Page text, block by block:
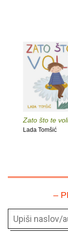
Zato što te
Lada Tomšić
–